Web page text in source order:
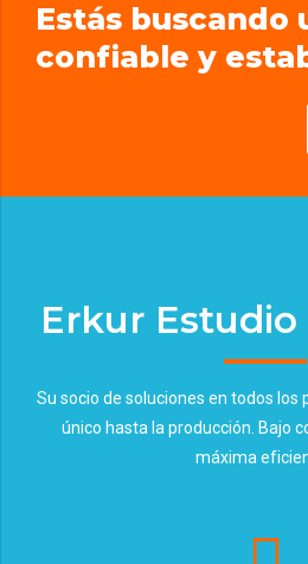
Estás buscando
confiable y
Erkur
Su socio de soluciones en todos los
único hasta la producción. Bajo
máxima